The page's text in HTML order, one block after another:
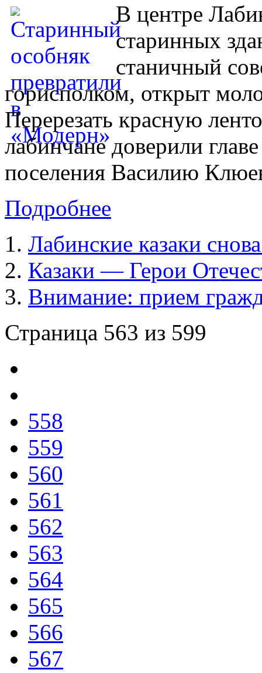
В центре
старинных
станичный
горисполком, открыт
Перерезать красную
лабинчане доверили
поселения Василию
Подробнее
Лабинские казаки
Казаки — Герои
Внимание: прием
Страница 563 из 599
558
559
560
561
562
563
564
565
566
567